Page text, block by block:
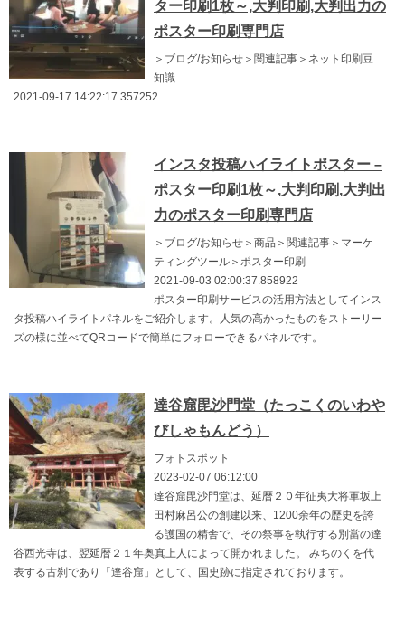
ター印刷1枚～,大判印刷,大判出力の
ポスター印刷専門店
＞ブログ/お知らせ＞関連記事＞ネット印刷豆
知識
2021-09-17 14:22:17.357252
インスタ投稿ハイライトポスター –
ポスター印刷1枚～,大判印刷,大判出
力のポスター印刷専門店
＞ブログ/お知らせ＞商品＞関連記事＞マーケ
ティングツール＞ポスター印刷
2021-09-03 02:00:37.858922
ポスター印刷サービスの活用方法としてインス
タ投稿ハイライトパネルをご紹介します。人気の高かったものをストーリー
ズの様に並べてQRコードで簡単にフォローできるパネルです。
達谷窟毘沙門堂（たっこくのいわや
びしゃもんどう）
フォトスポット
2023-02-07 06:12:00
達谷窟毘沙門堂は、延暦２０年征夷大将軍坂上
田村麻呂公の創建以来、1200余年の歴史を誇
る護国の精舎で、その祭事を執行する別當の達
谷西光寺は、翌延暦２１年奥真上人によって開かれました。 みちのくを代
表する古刹であり「達谷窟」として、国史跡に指定されております。